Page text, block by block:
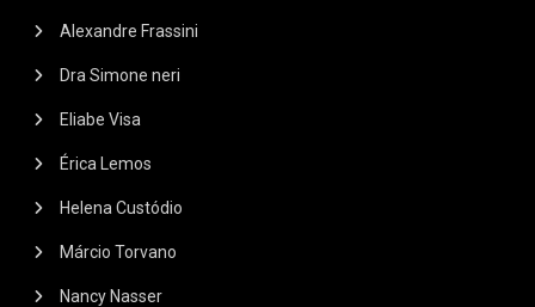
Alexandre Frassini
Dra Simone neri
Eliabe Visa
Érica Lemos
Helena Custódio
Márcio Torvano
Nancy Nasser